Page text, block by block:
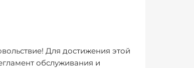
Для достижения этой
обслуживания и